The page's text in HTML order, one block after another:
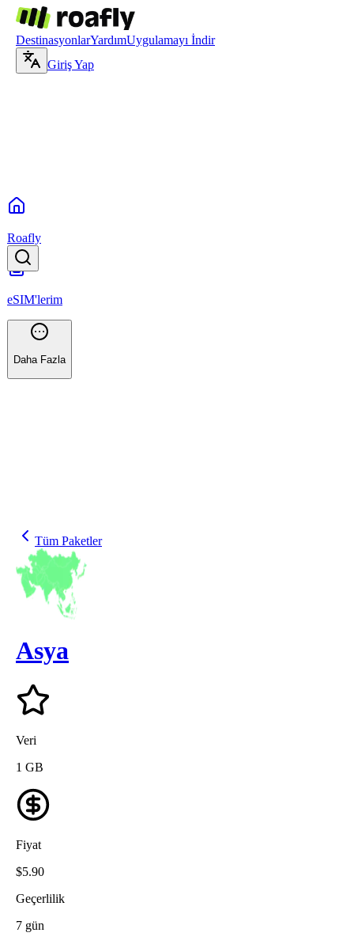
DestinasyonlarYardımUygulamayı İndir
Giriş Yap
Roafly
eSIM'lerim
Daha Fazla
Tüm Paketler
Asya
Veri
1 GB
Fiyat
$5.90
Geçerlilik
7 gün